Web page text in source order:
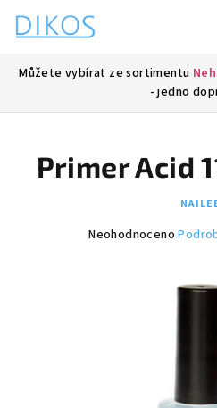
obsah
Můžete vybírat ze sortimentu
- jedno
Primer Acid
Průměrné
Neohodnoceno